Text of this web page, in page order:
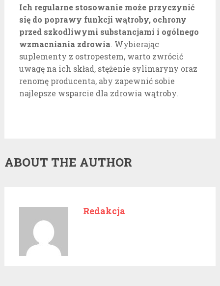
Ich regularne stosowanie może przyczynić
się do poprawy funkcji wątroby, ochrony
przed szkodliwymi substancjami i ogólnego
wzmacniania zdrowia. Wybierając
suplementy z ostropestem, warto zwrócić
uwagę na ich skład, stężenie sylimaryny oraz
renomę producenta, aby zapewnić sobie
najlepsze wsparcie dla zdrowia wątroby.
ABOUT THE AUTHOR
Redakcja